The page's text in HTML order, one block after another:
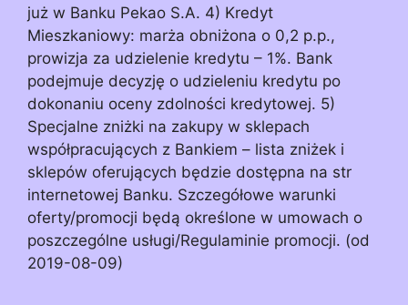
już w Banku Pekao S.A. 4) Kredyt
Mieszkaniowy: marża obniżona o 0,2 p.p.,
prowizja za udzielenie kredytu – 1%. Bank
podejmuje decyzję o udzieleniu kredytu po
dokonaniu oceny zdolności kredytowej. 5)
Specjalne zniżki na zakupy w sklepach
współpracujących z Bankiem – lista zniżek i
sklepów oferujących będzie dostępna na str
internetowej Banku. Szczegółowe warunki
oferty/promocji będą określone w umowach o
poszczególne usługi/Regulaminie promocji. (od
2019-08-09)